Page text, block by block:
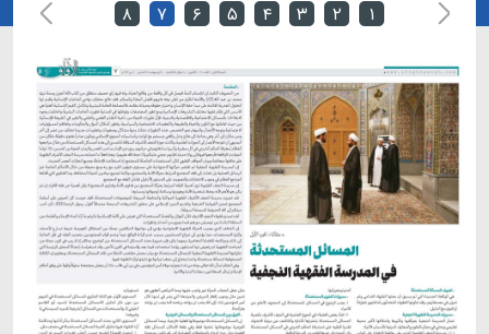
۱ ۲ ۳ ۴ ۵ ۶ ۷ ۸